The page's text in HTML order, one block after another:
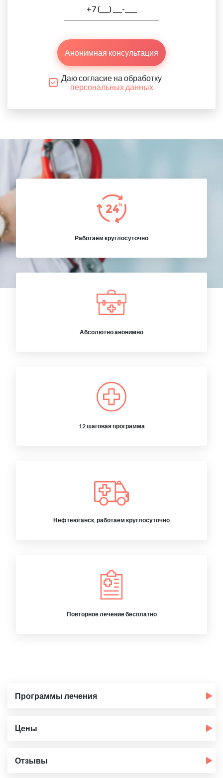
Анонимная консультация
Даю согласие на обработку
персональных данных
Работаем круглосуточно
Абсолютно анонимно
12 шаговая программа
Нефтеюганск, работаем круглосуточно
Повторное лечение бесплатно
Программы лечения
Цены
Отзывы